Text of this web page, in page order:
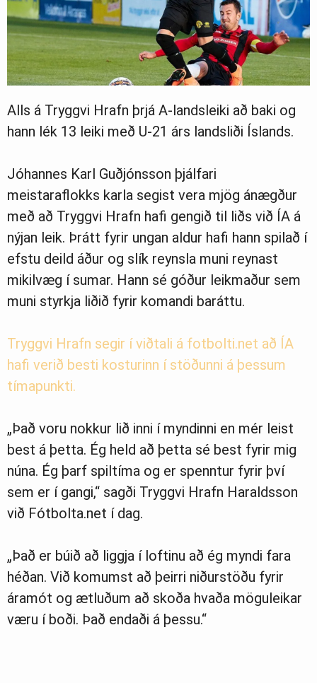
Alls á Tryggvi Hrafn þrjá A-landsleiki að baki og
hann lék 13 leiki með U-21 árs landsliði Íslands.
Jóhannes Karl Guðjónsson þjálfari
meistaraflokks karla segist vera mjög ánægður
með að Tryggvi Hrafn hafi gengið til liðs við ÍA á
nýjan leik. Þrátt fyrir ungan aldur hafi hann spilað í
efstu deild áður og slík reynsla muni reynast
mikilvæg í sumar. Hann sé góður leikmaður sem
muni styrkja liðið fyrir komandi baráttu.
Tryggvi Hrafn segir í viðtali á fotbolti.net að ÍA
hafi verið besti kosturinn í stöðunni á þessum
tímapunkti.
„Það voru nokkur lið inni í myndinni en mér leist
best á þetta. Ég held að þetta sé best fyrir mig
núna. Ég þarf spiltíma og er spenntur fyrir því
sem er í gangi,“ sagði Tryggvi Hrafn Haraldsson
við Fótbolta.net í dag.
„Það er búið að liggja í loftinu að ég myndi fara
héðan. Við komumst að þeirri niðurstöðu fyrir
áramót og ætluðum að skoða hvaða möguleikar
væru í boði. Það endaði á þessu.“